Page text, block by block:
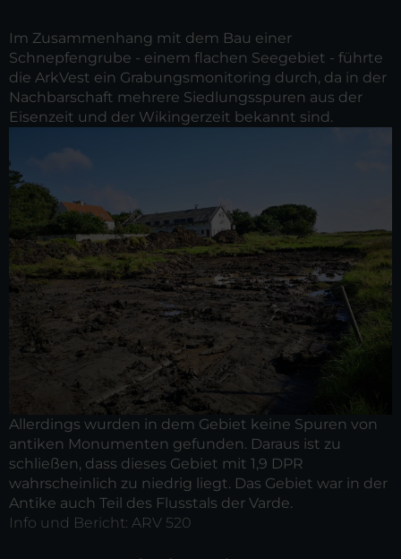
Im Zusammenhang mit dem Bau einer
Schnepfengrube - einem flachen Seegebiet - führte
die ArkVest ein Grabungsmonitoring durch, da in der
Nachbarschaft mehrere Siedlungsspuren aus der
Eisenzeit und der Wikingerzeit bekannt sind.
Allerdings wurden in dem Gebiet keine Spuren von
antiken Monumenten gefunden. Daraus ist zu
schließen, dass dieses Gebiet mit 1,9 DPR
wahrscheinlich zu niedrig liegt. Das Gebiet war in der
Antike auch Teil des Flusstals der Varde.
Info und Bericht: ARV 520